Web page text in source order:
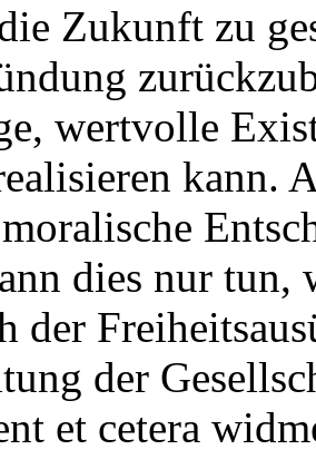
Zukunft zu
wertvolle
kann.
dies nur tun,
der
der
et cetera